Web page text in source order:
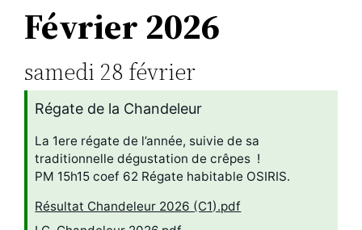
Février 2026
samedi 28 février
Régate de la Chandeleur
La 1ere régate de l’année, suivie de sa
traditionnelle dégustation de crêpes !
PM 15h15 coef 62 Régate habitable OSIRIS.
Résultat Chandeleur 2026 (C1).pdf